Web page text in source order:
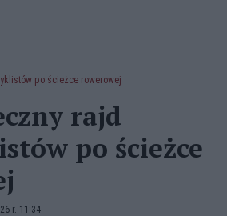
po ścieżce rowerowej
rajd
po ścieżce
r. 11:34